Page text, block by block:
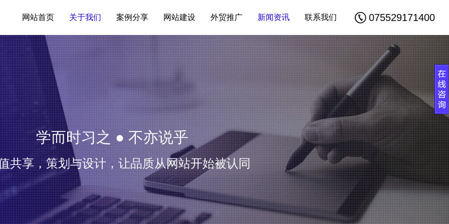
075529171400
网站首页 关于我们 案例分享 网站建设 外贸推广 新闻资讯 联系我们
学而时习之 ● 不亦说乎
共享，策划与设计，让品质从网站开始被认同